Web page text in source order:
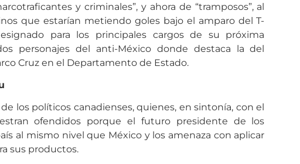
y criminales”, y ahora de “tramposos”, al
que estarían metiendo goles bajo el amparo del T-
para los principales cargos de su próxima
personajes del anti-México donde destaca la del
Cruz en el Departamento de Estado.
los políticos canadienses, quienes, en sintonía, con el
ofendidos porque el futuro presidente de los
al mismo nivel que México y los amenaza con aplicar
sus productos.